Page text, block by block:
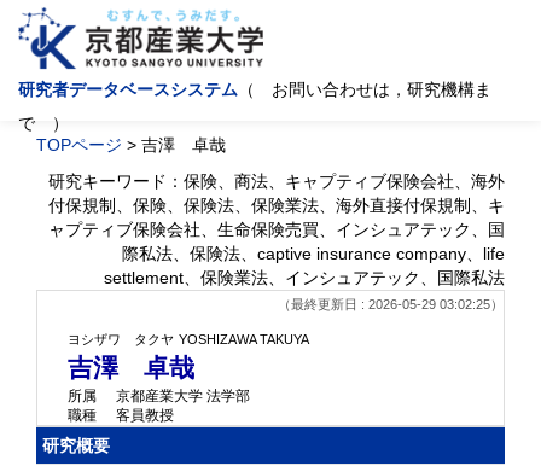
研究者データベースシステム （ お問い合わせは，研究機構ま
で ）
TOPページ > 吉澤 卓哉
研究キーワード：保険、商法、キャプティブ保険会社、海外
付保規制、保険、保険法、保険業法、海外直接付保規制、キ
ャプティブ保険会社、生命保険売買、インシュアテック、国
際私法、保険法、captive insurance company、life
settlement、保険業法、インシュアテック、国際私法
（最終更新日 : 2026-05-29 03:02:25）
ヨシザワ タクヤ YOSHIZAWA TAKUYA
吉澤 卓哉
所属
京都産業大学 法学部
職種
客員教授
研究概要